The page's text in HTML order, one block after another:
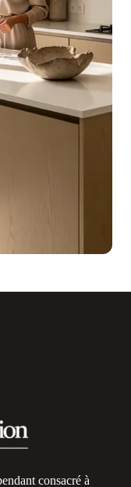
consacré à